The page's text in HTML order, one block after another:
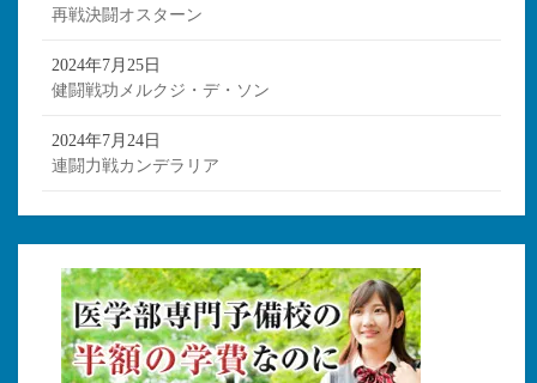
再戦決闘オスターン
2024年7月25日
健闘戦功メルクジ・デ・ソン
2024年7月24日
連闘力戦カンデラリア